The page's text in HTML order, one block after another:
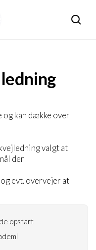
Søg
kan dække over
valgt at
der
evt. overvejer at
opstart